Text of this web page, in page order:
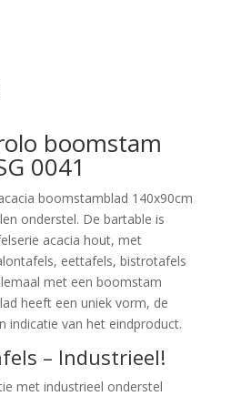
boomstam
0041
boomstamblad 140x90cm
onderstel. De bartable is
acacia hout, met
eettafels, bistrotafels
met een boomstam
heeft een uniek vorm, de
indicatie van het eindproduct.
– Industrieel!
met industrieel onderstel